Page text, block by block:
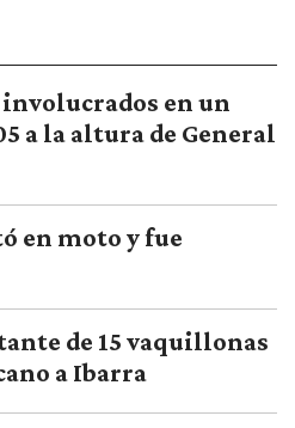
en un
a la altura de General
en moto y fue
de 15 vaquillonas
a Ibarra